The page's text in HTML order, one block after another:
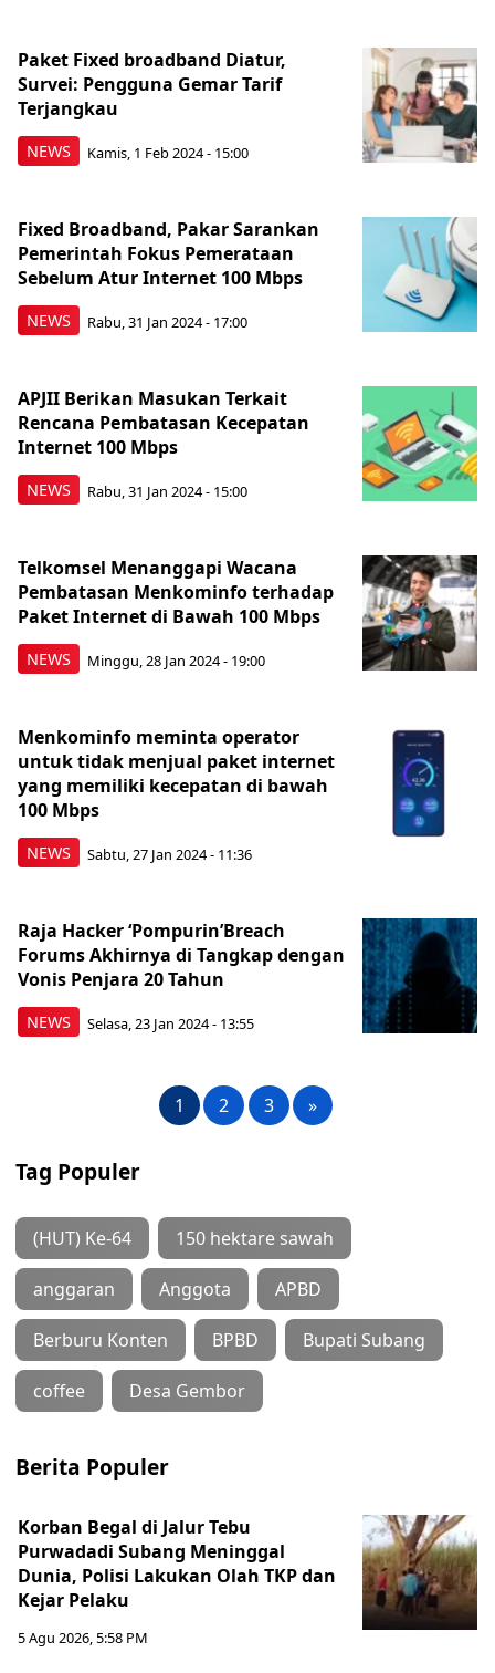
NEWS
Paket Fixed broadband Diatur,
Survei: Pengguna Gemar Tarif
Terjangkau
Kamis, 1 Feb 2024 - 15:00
NEWS
Fixed Broadband, Pakar Sarankan
Pemerintah Fokus Pemerataan
Sebelum Atur Internet 100 Mbps
Rabu, 31 Jan 2024 - 17:00
NEWS
APJII Berikan Masukan Terkait
Rencana Pembatasan Kecepatan
Internet 100 Mbps
Rabu, 31 Jan 2024 - 15:00
NEWS
Telkomsel Menanggapi Wacana
Pembatasan Menkominfo terhadap
Paket Internet di Bawah 100 Mbps
Minggu, 28 Jan 2024 - 19:00
NEWS
Menkominfo meminta operator
untuk tidak menjual paket internet
yang memiliki kecepatan di bawah
100 Mbps
Sabtu, 27 Jan 2024 - 11:36
NEWS
Raja Hacker ‘Pompurin’Breach
Forums Akhirnya di Tangkap dengan
Vonis Penjara 20 Tahun
Selasa, 23 Jan 2024 - 13:55
1 2 3 »
Tag Populer
(HUT) Ke-64 150 hektare sawah
anggaran Anggota APBD
Berburu Konten BPBD Bupati Subang
coffee Desa Gembor
Berita Populer
Korban Begal di Jalur Tebu
Purwadadi Subang Meninggal
Dunia, Polisi Lakukan Olah TKP dan
Kejar Pelaku
5 Agu 2026, 5:58 PM